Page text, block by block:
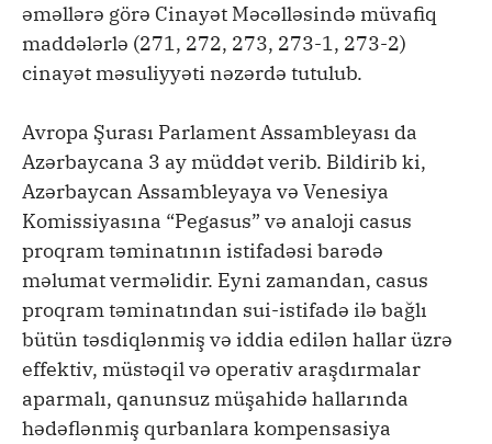
əməllərə görə Cinayət Məcəlləsində müvafiq
maddələrlə (271, 272, 273, 273-1, 273-2)
cinayət məsuliyyəti nəzərdə tutulub.
Avropa Şurası Parlament Assambleyası da
Azərbaycana 3 ay müddət verib. Bildirib ki,
Azərbaycan Assambleyaya və Venesiya
Komissiyasına “Pegasus” və analoji casus
proqram təminatının istifadəsi barədə
məlumat verməlidir. Eyni zamandan, casus
proqram təminatından sui-istifadə ilə bağlı
bütün təsdiqlənmiş və iddia edilən hallar üzrə
effektiv, müstəqil və operativ araşdırmalar
aparmalı, qanunsuz müşahidə hallarında
hədəflənmiş qurbanlara kompensasiya